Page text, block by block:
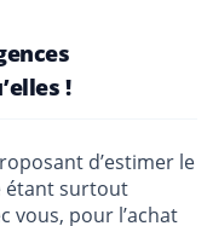
!
d’estimer le
étant surtout
vous, pour l’achat